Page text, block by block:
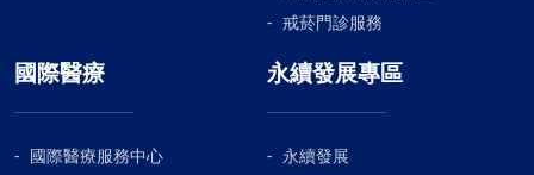
戒菸門診服務
國際醫療
國際醫療服務中心
永續發展專區
永續發展